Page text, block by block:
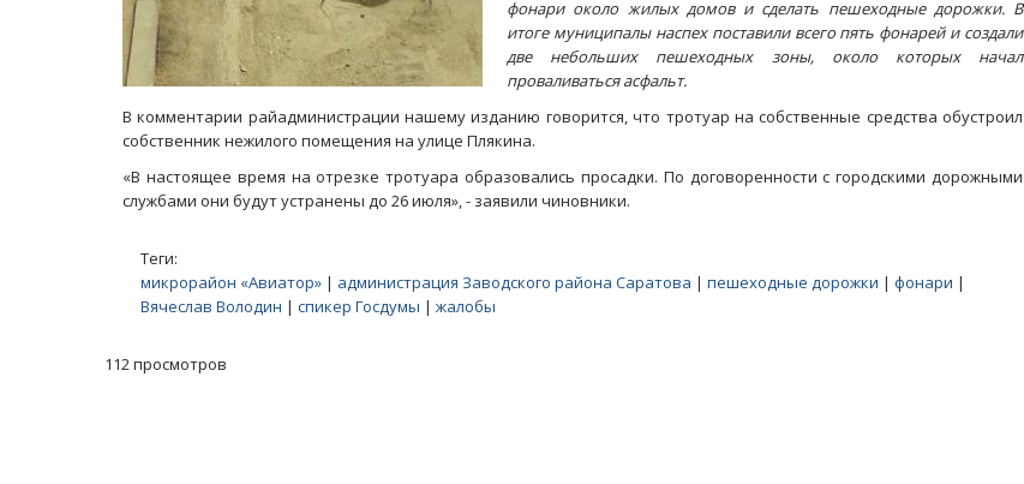
фонари около жилых домов и сделать пешеходные дорожки. В
итоге муниципалы наспех поставили всего пять фонарей и создали
две небольших пешеходных зоны, около которых начал
проваливаться асфальт.
В комментарии райадминистрации нашему изданию говорится, что тротуар на собственные средства обустроил
собственник нежилого помещения на улице Плякина.
«В настоящее время на отрезке тротуара образовались просадки. По договоренности с городскими дорожными
службами они будут устранены до 26 июля», - заявили чиновники.
Теги:
микрорайон «Авиатор» | администрация Заводского района Саратова | пешеходные дорожки | фонари |
Вячеслав Володин | спикер Госдумы | жалобы
112 просмотров